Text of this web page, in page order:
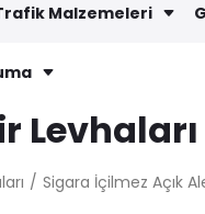
Malzemeleri
Levhaları
Sigara İçilmez Açık